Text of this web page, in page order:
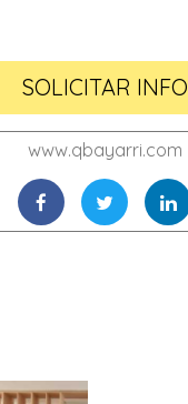
SOLICITAR INFO
www.qbayarri.com